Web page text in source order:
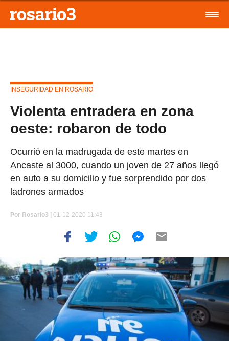
INSEGURIDAD EN ROSARIO
Violenta entradera en zona
oeste: robaron de todo
Ocurrió en la madrugada de este martes en
Ancaste al 3000, cuando un joven de 27 años llegó
en auto a su domicilio y fue sorprendido por dos
ladrones armados
Por Rosario3 | 01-12-2020 11:43